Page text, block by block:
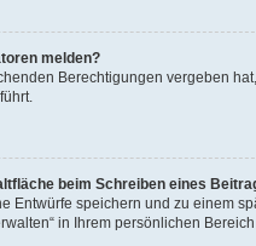
melden?
Berechtigungen vergeben
beim Schreiben eines
Entwürfe speichern und zu einem
in Ihrem persönlichen